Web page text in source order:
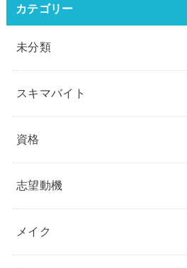
カテゴリー
未分類
スキマバイト
資格
志望動機
メイク